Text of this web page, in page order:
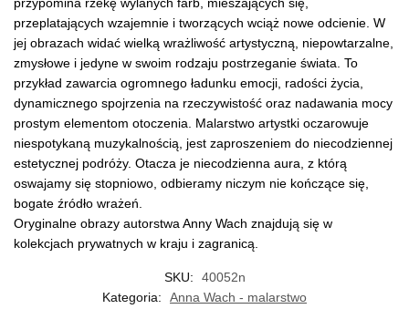
przeplatających wzajemnie i tworzących wciąż nowe odcienie. W
jej obrazach widać wielką wrażliwość artystyczną, niepowtarzalne,
zmysłowe i jedyne w swoim rodzaju postrzeganie świata. To
przykład zawarcia ogromnego ładunku emocji, radości życia,
dynamicznego spojrzenia na rzeczywistość oraz nadawania mocy
prostym elementom otoczenia. Malarstwo artystki oczarowuje
niespotykaną muzykalnością, jest zaproszeniem do niecodziennej
estetycznej podróży. Otacza je niecodzienna aura, z którą
oswajamy się stopniowo, odbieramy niczym nie kończące się,
bogate źródło wrażeń.
Oryginalne obrazy autorstwa Anny Wach znajdują się w
kolekcjach prywatnych w kraju i zagranicą.
SKU:
40052n
Kategoria:
Anna Wach - malarstwo